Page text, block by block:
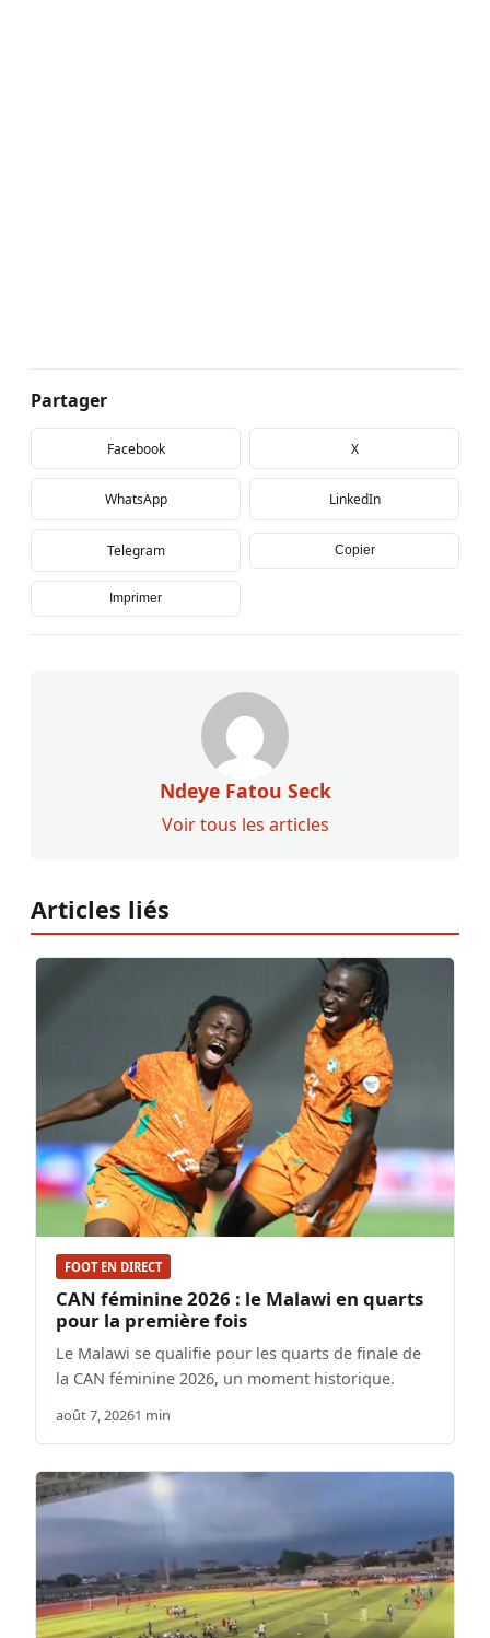
Partager
Facebook X
WhatsApp LinkedIn
Telegram Copier
Imprimer
Ndeye Fatou Seck
Voir tous les articles
Articles liés
FOOT EN DIRECT
CAN féminine 2026 : le Malawi en quarts
pour la première fois
Le Malawi se qualifie pour les quarts de finale de
la CAN féminine 2026, un moment historique.
août 7, 20261 min